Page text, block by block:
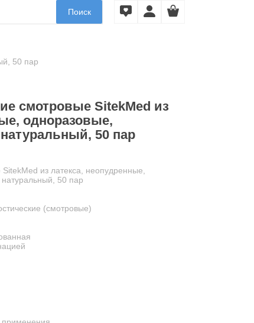
Поиск
50 пар
смотровые SitekMed из
одноразовые,
50 пар
из латекса, неопудренные,
50 пар
(смотровые)